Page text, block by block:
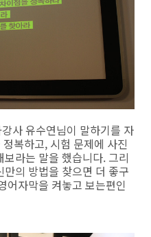
사 유수연님이 말하기를 자
복하고, 시험 문제에 사진
라는 말을 했습니다. 그리
의 방법을 찾으면 더 좋구
어자막을 켜놓고 보는편인